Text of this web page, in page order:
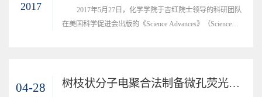
表了题为“A novel approach to synthesiz...
2017
2017年5月27日，化学学院于吉红院士领导的科研团队
在美国科学促进会出版的《Science Advances》（Science子
04-28 树枝状分子电聚合法制备微孔荧光薄膜取得新进展